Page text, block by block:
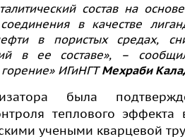
состав на
в качестве
в пористых средах,
в ее составе», –
ИГиНГТМехраби
была
теплового
учеными кварцевой